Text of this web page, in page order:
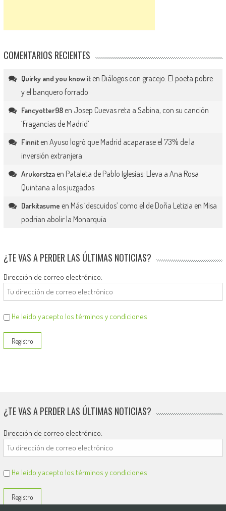
COMENTARIOS RECIENTES
Quirky and you know iten Diálogos con gracejo: El poeta pobre
y el banquero forrado
Fancyotter98en Josep Cuevas reta a Sabina, con su canción
‘Fragancias de Madrid’
Finniten Ayuso logró que Madrid acaparase el 73% de la
inversión extranjera
Arukorstzaen Pataleta de Pablo Iglesias: Lleva a Ana Rosa
Quintana a los juzgados
Darkitasume en Más ‘descuidos’ como el de Doña Letizia en Misa
podrían abolir la Monarquía
¿TE VAS A PERDER LAS ÚLTIMAS NOTICIAS?
Dirección de correo electrónico:
He leído y acepto los términos y condiciones
¿TE VAS A PERDER LAS ÚLTIMAS NOTICIAS?
Dirección de correo electrónico:
He leído y acepto los términos y condiciones